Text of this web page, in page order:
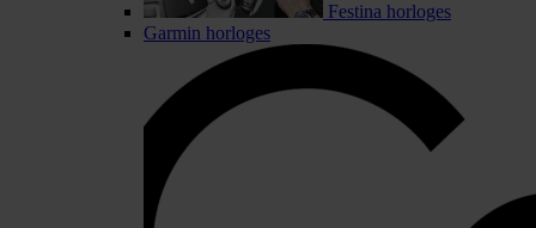
Festina horloges
Garmin horloges